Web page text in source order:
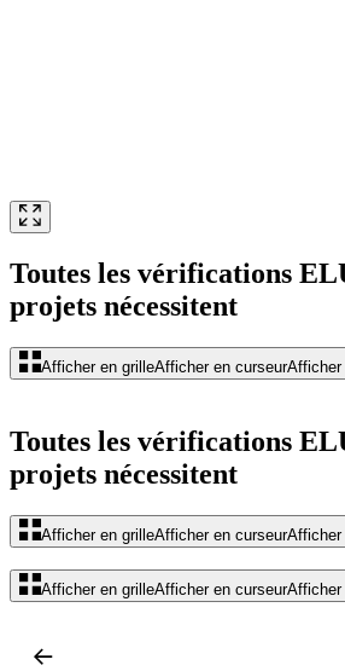
Toutes les vérifications
projets nécessitent
Afficher en grilleAfficher en curseurAfficher
Toutes les vérifications
projets nécessitent
Afficher en grilleAfficher en curseurAfficher
Afficher en grilleAfficher en curseurAfficher